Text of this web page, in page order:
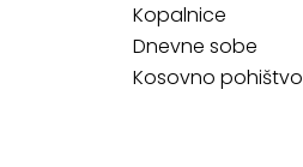
Kopalnice
Dnevne sobe
Kosovno pohištvo